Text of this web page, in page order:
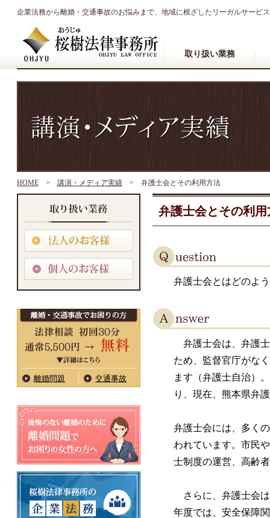
企業法務から離婚・交通事故のお悩みまで、地域に根ざしたリーガルサービ
取り扱い業務
HOME> 講演・メディア実績> 弁護士会とその利用方法
離婚問題 交通事故
弁護士会とその利用
弁護士会とはどのよ
弁護士会は、弁護士
ため、監督官庁がな
ます（弁護士自治）
り、現在、熊本県弁
弁護士会には、多く
われています。市民
士制度の運営、高齢
さらに、弁護士会は
年度では、安全保障